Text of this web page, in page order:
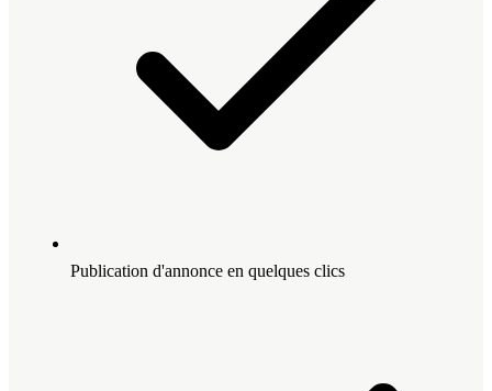
Publication d'annonce en quelques clics